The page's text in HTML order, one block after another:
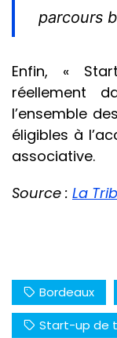
parcours
Enfin, «
réellement
l’ensemble
éligibles à
associative.
Source : La
Bordeaux
Start-up de